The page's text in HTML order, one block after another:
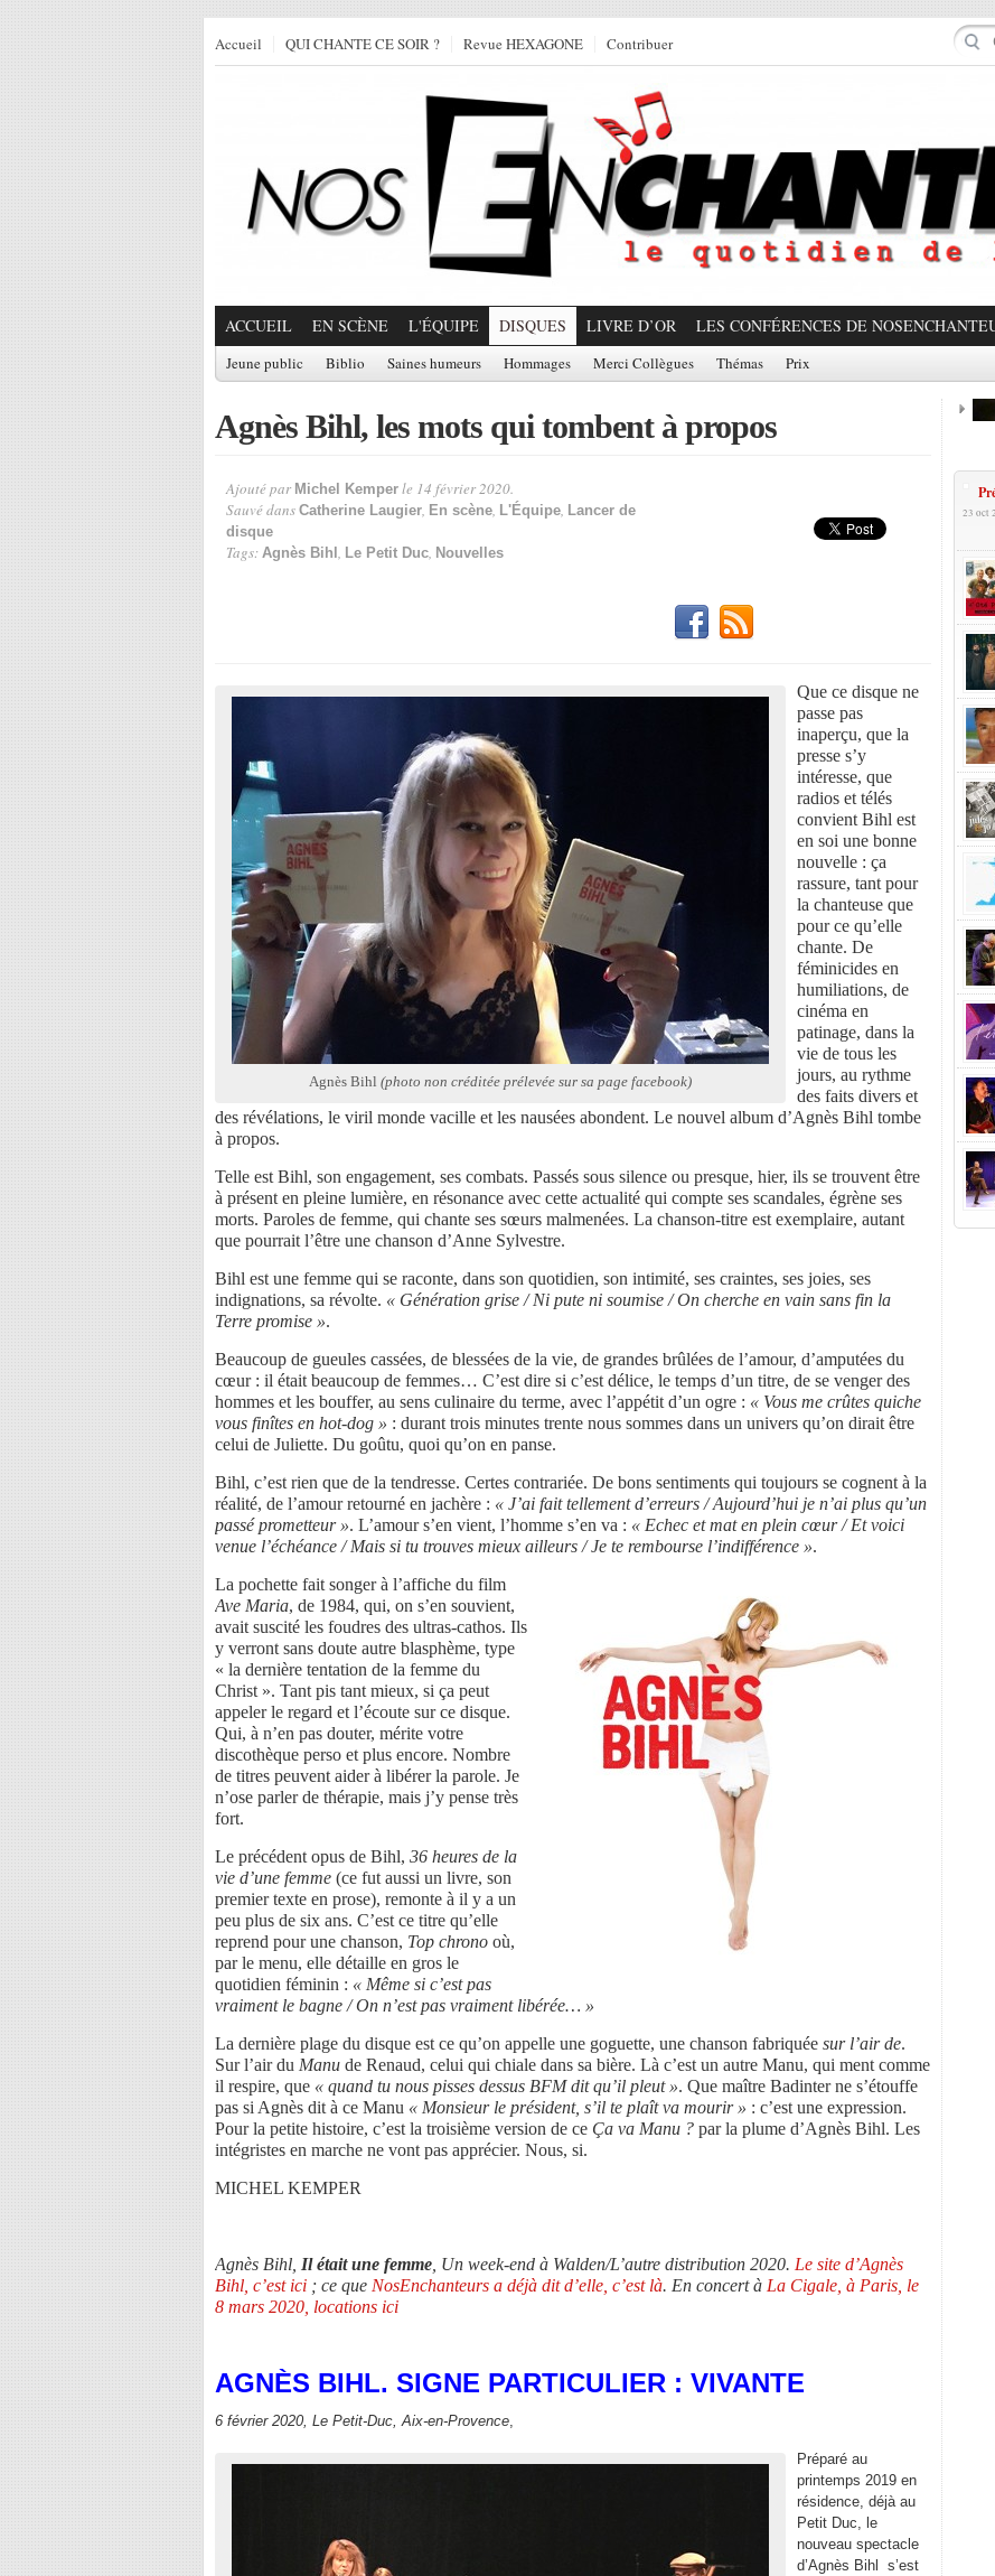
Accueil QUI CHANTE CE SOIR ? Revue HEXAGONE Contribuer
ACCUEIL EN SCÈNE L'ÉQUIPE DISQUES LIVRE D’OR LES CONFÉRENCES DE
Jeune public Biblio Saines humeurs Hommages Merci Collègues Thémas Prix
Agnès Bihl, les mots qui tombent à propos
Ajouté par Michel Kemper le 14 février 2020.
Sauvé dans Catherine Laugier, En scène, L'Équipe, Lancer de
disque
Tags: Agnès Bihl , Le Petit Duc, Nouvelles
Agnès Bihl (photo non créditée prélevée sur sa page facebook)
Que ce disque ne
passe pas
inaperçu, que la
presse s’y
intéresse, que
radios et télés
convient Bihl est
en soi une bonne
nouvelle : ça
rassure, tant pour
la chanteuse que
pour ce qu’elle
chante. De
féminicides en
humiliations, de
cinéma en
patinage, dans la
vie de tous les
jours, au rythme
des faits divers et
des révélations, le viril monde vacille et les nausées abondent. Le nouvel album d’Agnès Bihl tombe
à propos.
Telle est Bihl, son engagement, ses combats. Passés sous silence ou presque, hier, ils se trouvent être
à présent en pleine lumière, en résonance avec cette actualité qui compte ses scandales, égrène ses
morts. Paroles de femme, qui chante ses sœurs malmenées. La chanson-titre est exemplaire, autant
que pourrait l’être une chanson d’Anne Sylvestre.
Bihl est une femme qui se raconte, dans son quotidien, son intimité, ses craintes, ses joies, ses
indignations, sa révolte. « Génération grise / Ni pute ni soumise / On cherche en vain sans fin la
Terre promise ».
Beaucoup de gueules cassées, de blessées de la vie, de grandes brûlées de l’amour, d’amputées du
cœur : il était beaucoup de femmes… C’est dire si c’est délice, le temps d’un titre, de se venger des
hommes et les bouffer, au sens culinaire du terme, avec l’appétit d’un ogre : « Vous me crûtes quiche
vous finîtes en hot-dog » : durant trois minutes trente nous sommes dans un univers qu’on dirait être
celui de Juliette. Du goûtu, quoi qu’on en panse.
Bihl, c’est rien que de la tendresse. Certes contrariée. De bons sentiments qui toujours se cognent à la
réalité, de l’amour retourné en jachère : « J’ai fait tellement d’erreurs / Aujourd’hui je n’ai plus qu’un
passé prometteur ». L’amour s’en vient, l’homme s’en va : « Echec et mat en plein cœur / Et voici
venue l’échéance / Mais si tu trouves mieux ailleurs / Je te rembourse l’indifférence ».
La pochette fait songer à l’affiche du film
Ave Maria, de 1984, qui, on s’en souvient,
avait suscité les foudres des ultras-cathos. Ils
y verront sans doute autre blasphème, type
« la dernière tentation de la femme du
Christ ». Tant pis tant mieux, si ça peut
appeler le regard et l’écoute sur ce disque.
Qui, à n’en pas douter, mérite votre
discothèque perso et plus encore. Nombre
de titres peuvent aider à libérer la parole. Je
n’ose parler de thérapie, mais j’y pense très
fort.
Le précédent opus de Bihl, 36 heures de la
vie d’une femme (ce fut aussi un livre, son
premier texte en prose), remonte à il y a un
peu plus de six ans. C’est ce titre qu’elle
reprend pour une chanson, Top chrono où,
par le menu, elle détaille en gros le
quotidien féminin : « Même si c’est pas
vraiment le bagne / On n’est pas vraiment libérée… »
La dernière plage du disque est ce qu’on appelle une goguette, une chanson fabriquée sur l’air de.
Sur l’air du Manu de Renaud, celui qui chiale dans sa bière. Là c’est un autre Manu, qui ment comme
il respire, que « quand tu nous pisses dessus BFM dit qu’il pleut ». Que maître Badinter ne s’étouffe
pas si Agnès dit à ce Manu « Monsieur le président, s’il te plaît va mourir » : c’est une expression.
Pour la petite histoire, c’est la troisième version de ce Ça va Manu ? par la plume d’Agnès Bihl. Les
intégristes en marche ne vont pas apprécier. Nous, si.
MICHEL KEMPER
Agnès Bihl, Il était une femme , Un week-end à Walden/L’autre distribution 2020. Le site d’Agnès
Bihl, c’est ici ; ce que NosEnchanteurs a déjà dit d’elle, c’est là. En concert à La Cigale, à Paris, le
8 mars 2020, locations ici
AGNÈS BIHL. SIGNE PARTICULIER : VIVANTE
6 février 2020, Le Petit-Duc, Aix-en-Provence
Préparé au
printemps 2019 en
résidence, déjà au
Petit Duc, le
nouveau spectacle
d’Agnès Bihl s’est
23 oct